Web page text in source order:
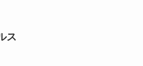
ス